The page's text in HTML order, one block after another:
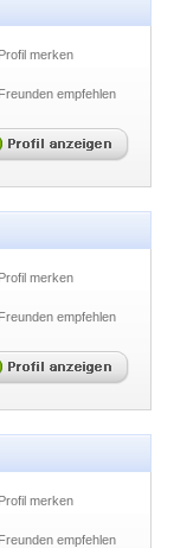
Profil merken
Freunden empfehlen
Profil merken
Freunden empfehlen
Profil merken
Freunden empfehlen